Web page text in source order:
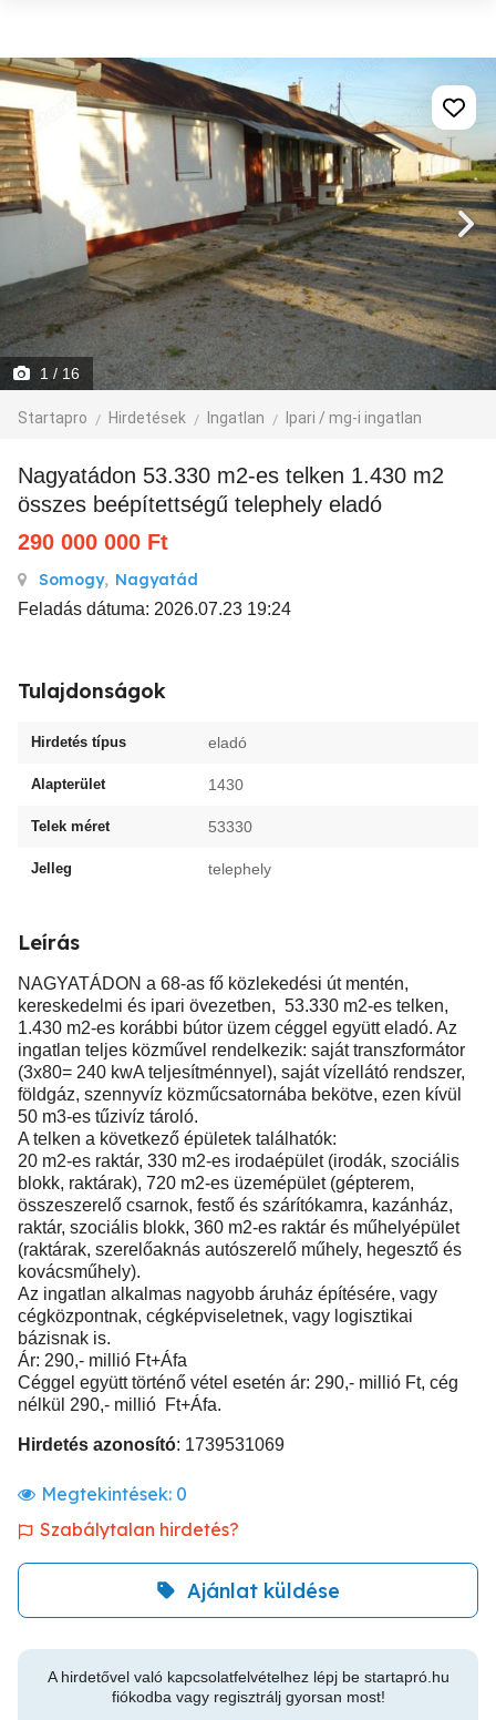
1 / 16
Startapro Hirdetések Ingatlan Ipari / mg-i ingatlan
Nagyatádon 53.330 m2-es telken 1.430 m2
összes beépítettségű telephely eladó
290 000 000 Ft
Somogy, Nagyatád
Feladás dátuma: 2026.07.23 19:24
Tulajdonságok
Hirdetés típus eladó
Alapterület 1430
Telek méret 53330
Jelleg telephely
Leírás
NAGYATÁDON a 68-as fő közlekedési út mentén,
kereskedelmi és ipari övezetben, 53.330 m2-es telken,
1.430 m2-es korábbi bútor üzem céggel együtt eladó. Az
ingatlan teljes közművel rendelkezik: saját transzformátor
(3x80= 240 kwA teljesítménnyel), saját vízellátó rendszer,
földgáz, szennyvíz közműcsatornába bekötve, ezen kívül
50 m3-es tűzivíz tároló.
A telken a következő épületek találhatók:
20 m2-es raktár, 330 m2-es irodaépület (irodák, szociális
blokk, raktárak), 720 m2-es üzemépület (gépterem,
összeszerelő csarnok, festő és szárítókamra, kazánház,
raktár, szociális blokk, 360 m2-es raktár és műhelyépület
(raktárak, szerelőaknás autószerelő műhely, hegesztő és
kovácsműhely).
Az ingatlan alkalmas nagyobb áruház építésére, vagy
cégközpontnak, cégképviseletnek, vagy logisztikai
bázisnak is.
Ár: 290,- millió Ft+Áfa
Céggel együtt történő vétel esetén ár: 290,- millió Ft, cég
nélkül 290,- millió Ft+Áfa.
Hirdetés azonosító: 1739531069
Megtekintések: 0
Szabálytalan hirdetés?
Ajánlat küldése
A hirdetővel való kapcsolatfelvételhez lépj be startapró.hu
fiókodba vagy regisztrálj gyorsan most!